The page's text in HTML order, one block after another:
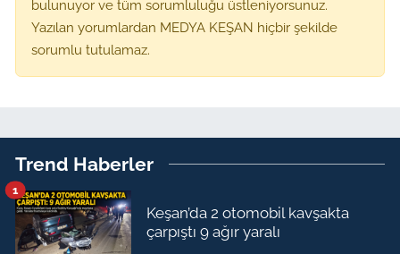
bulunuyor ve tüm sorumluluğu üstleniyorsunuz.
Yazılan yorumlardan MEDYA KEŞAN hiçbir şekilde
sorumlu tutulamaz.
Trend Haberler
Keşan’da 2 otomobil kavşakta
çarpıştı 9 ağır yaralı
1